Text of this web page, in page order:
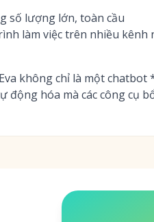
số lượng lớn, toàn cầu
làm việc trên nhiều kênh
không chỉ là một
động hóa mà các công cụ